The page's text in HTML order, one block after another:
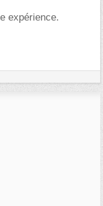
expérience.